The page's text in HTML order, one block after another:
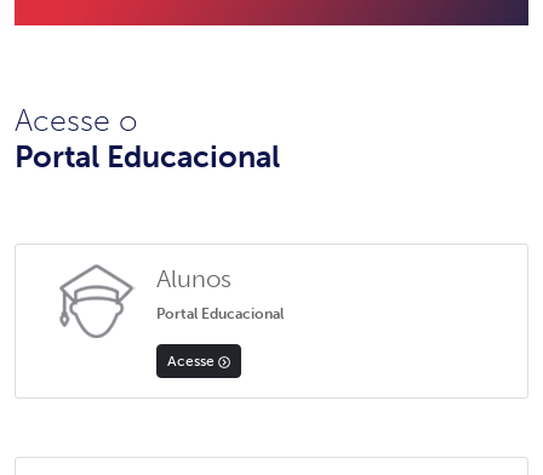
Acesse o
Portal Educacional
Alunos
Portal Educacional
Acesse